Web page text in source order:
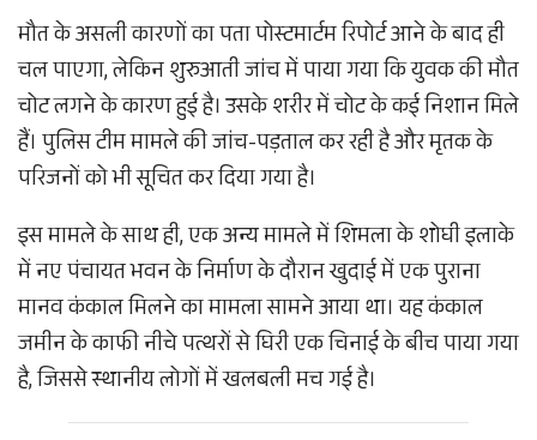
मौत के असली कारणों का पता पोस्टमार्टम रिपोर्ट आने के बाद ही
चल पाएगा, लेकिन शुरुआती जांच में पाया गया कि युवक की मौत
चोट लगने के कारण हुई है। उसके शरीर में चोट के कई निशान मिले
हैं। पुलिस टीम मामले की जांच-पड़ताल कर रही है और मृतक के
परिजनों को भी सूचित कर दिया गया है।
इस मामले के साथ ही, एक अन्य मामले में शिमला के शोघी इलाके
में नए पंचायत भवन के निर्माण के दौरान खुदाई में एक पुराना
मानव कंकाल मिलने का मामला सामने आया था। यह कंकाल
जमीन के काफी नीचे पत्थरों से घिरी एक चिनाई के बीच पाया गया
है, जिससे स्थानीय लोगों में खलबली मच गई है।